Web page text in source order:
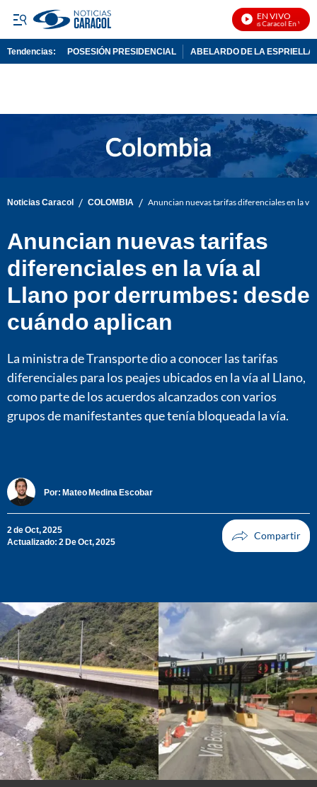
EN VIVO
Noticias Caracol En Vivo
Tendencias: POSESIÓN PRESIDENCIAL ABELARDO DE LA ESPRIELLA
Noticias Caracol / COLOMBIA / Anuncian nuevas tarifas diferenciales en la
Anuncian nuevas tarifas
diferenciales en la vía al
Llano por derrumbes: desde
cuándo aplican
La ministra de Transporte dio a conocer las tarifas
diferenciales para los peajes ubicados en la vía al Llano,
como parte de los acuerdos alcanzados con varios
grupos de manifestantes que tenía bloqueada la vía.
Por: Mateo Medina Escobar
2 de Oct, 2025
Actualizado: 2 De Oct, 2025